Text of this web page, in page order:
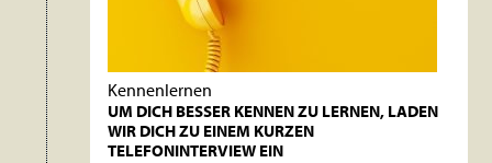
Kennenlernen
UM DICH BESSER KENNEN ZU LERNEN, LADEN
WIR DICH ZU EINEM KURZEN
TELEFONINTERVIEW EIN